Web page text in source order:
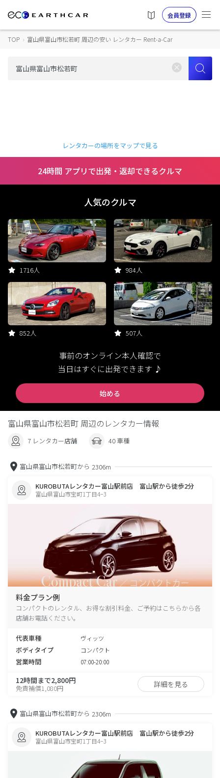
会員登録
TOP › 富山県富山市松若町 周辺の安い レンタカー Rent-a-Car
レンタカーの場所をマップで見る
24時間 アプリで出発・返却できるクルマ
人気のクルマ
1716人 984人
852人 507人
事前のオンライン本人確認で
当日はすぐに出発できます ♪
始める
富山県富山市松若町 周辺のレンタカー情報
7 レンタカー店舗 40 車種
富山県富山市松若町から 2306m
KUROBUTAレンタカー富山駅前店 富山駅から徒歩2分
富山県富山市宝町1丁目4−3
料金プラン例
コンパクトのレンタル、お得な割引料金、ご予約はこちらから各
店舗お電話ください。
代表車種 ヴィッツ
ボディタイプ コンパクト
営業時間 07:00-20:00
12時間まで2,800円
免責補償1,080円 詳細を見る
富山県富山市松若町から 2306m
KUROBUTAレンタカー富山駅前店 富山駅から徒歩2分
富山県富山市宝町1丁目4−3